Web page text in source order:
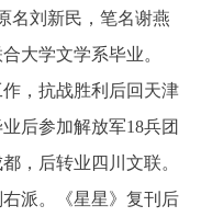
奖项 报刊联盟
名刘新民，笔名谢燕
大学文学系毕业。
，抗战胜利后回天津
后参加解放军18兵团
，后转业四川文联。
派。《星星》复刊后